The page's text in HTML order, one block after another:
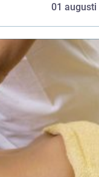
01 augusti